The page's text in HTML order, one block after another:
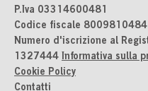
P.Iva 03314600481
Codice fiscale 8009810484
Numero d'iscrizione al
1327444 Informativa sulla
Cookie Policy
Contatti